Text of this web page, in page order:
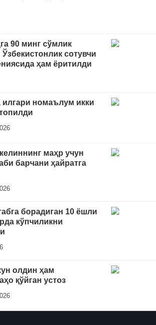
90 минг сўмлик
сотувчи
ҳам ёритилди
номаълум икки
маҳр учун
барчани ҳайратга
борадиган 10 ёшли
кўпчиликни
олдин ҳам
қўйган устоз